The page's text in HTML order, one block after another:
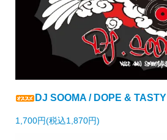
DJ SOOMA / DOPE & TASTY
1,700円(税込1,870円)